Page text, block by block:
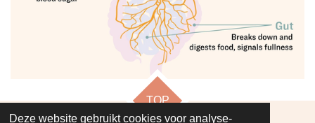
Deze website gebruikt cookies voor analyse-
TOP